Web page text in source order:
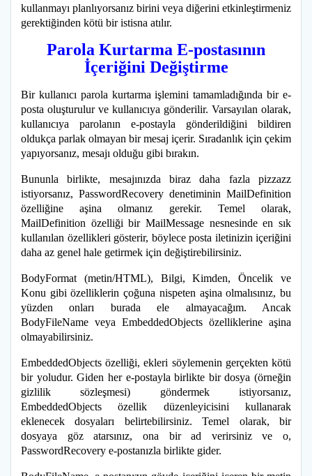
kullanmayı planlıyorsanız birini veya diğerini etkinleştirmeniz
gerektiğinden kötü bir istisna atılır.
Parola Kurtarma E-postasının
İçeriğini Değiştirme
Bir kullanıcı parola kurtarma işlemini tamamladığında bir e-
posta oluşturulur ve kullanıcıya gönderilir. Varsayılan olarak,
kullanıcıya parolanın e-postayla gönderildiğini bildiren
oldukça parlak olmayan bir mesaj içerir. Sıradanlık için çekim
yapıyorsanız, mesajı olduğu gibi bırakın.
Bununla birlikte, mesajınızda biraz daha fazla pizzazz
istiyorsanız, PasswordRecovery denetiminin MailDefinition
özelliğine aşina olmanız gerekir. Temel olarak,
MailDefinition özelliği bir MailMessage nesnesinde en sık
kullanılan özellikleri gösterir, böylece posta iletinizin içeriğini
daha az genel hale getirmek için değiştirebilirsiniz.
BodyFormat (metin/HTML), Bilgi, Kimden, Öncelik ve
Konu gibi özelliklerin çoğuna nispeten aşina olmalısınız, bu
yüzden onları burada ele almayacağım. Ancak
BodyFileName veya EmbeddedObjects özelliklerine aşina
olmayabilirsiniz.
EmbeddedObjects özelliği, ekleri söylemenin gerçekten kötü
bir yoludur. Giden her e-postayla birlikte bir dosya (örneğin
gizlilik sözleşmesi) göndermek istiyorsanız,
EmbeddedObjects özellik düzenleyicisini kullanarak
eklenecek dosyaları belirtebilirsiniz. Temel olarak, bir
dosyaya göz atarsınız, ona bir ad verirsiniz ve o,
PasswordRecovery e-postanızla birlikte gider.